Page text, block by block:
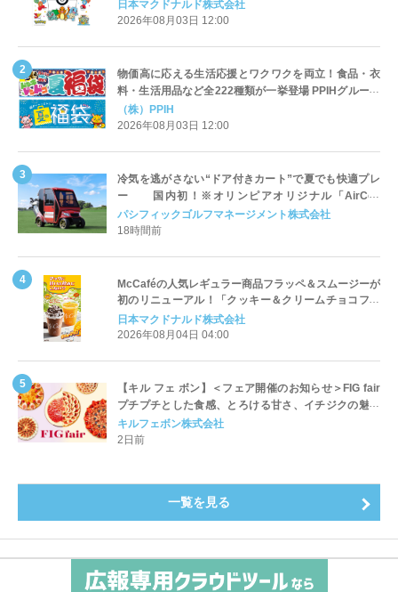
日本マクドナルド株式会社
2026年08月03日 12:00
物価高に応える生活応援とワクワクを両立！食品・衣
料・生活用品など全222種類が一挙登場 PPIHグループ
「夏福袋」＆セール 8月6日(木)より順次スタート
（株）PPIH
2026年08月03日 12:00
冷気を逃がさない“ドア付きカート”で夏でも快適プレ
ー 国内初！※オリンピアオリジナル「AirCon
Cart（エアコンカート）」導入 | ＰＧＭ
パシフィックゴルフマネージメント株式会社
18時間前
McCaféの人気レギュラー商品フラッペ＆スムージーが
初のリニューアル！「クッキー＆クリームチョコフラ
ッペ」「マンゴースムージー」8月5日（水）から販売
開始
日本マクドナルド株式会社
2026年08月04日 04:00
【キル フェ ボン】＜フェア開催のお知らせ＞FIG fair
プチプチとした食感、とろける甘さ、イチジクの魅力
をたっぷりと。新作を含め、イチジク尽くしの全4種が
登場8月20日（木）スタート
キルフェボン株式会社
2日前
一覧を見る